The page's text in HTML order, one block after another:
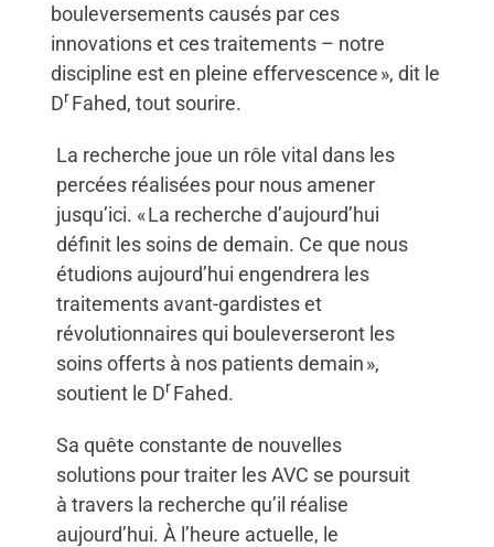
bouleversements causés par ces
innovations et ces traitements – notre
discipline est en pleine effervescence », dit le
DrFahed, tout sourire.
La recherche joue un rôle vital dans les
percées réalisées pour nous amener
jusqu’ici. « La recherche d’aujourd’hui
définit les soins de demain. Ce que nous
étudions aujourd’hui engendrera les
traitements avant-gardistes et
révolutionnaires qui bouleverseront les
soins offerts à nos patients demain »,
soutient le DrFahed.
Sa quête constante de nouvelles
solutions pour traiter les AVC se poursuit
à travers la recherche qu’il réalise
aujourd’hui. À l’heure actuelle, le